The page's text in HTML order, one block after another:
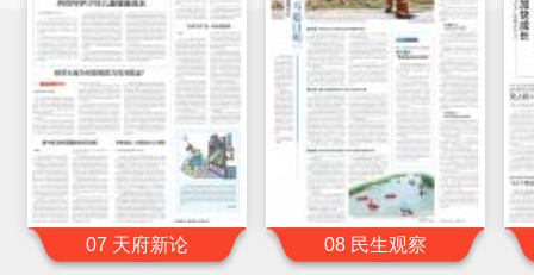
07 天府新论 08 民生观察